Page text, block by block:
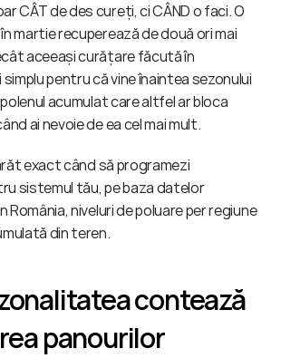
CÂT de des cureți, ci CÂND o faci. O
martie recuperează de două ori mai
aceeași curățare făcută în
pentru că vine înaintea sezonului
acumulat care altfel ar bloca
ai nevoie de ea cel mai mult.
exact când să programezi
sistemul tău, pe baza datelor
România, niveluri de poluare per regiune
din teren.
contează
panourilor